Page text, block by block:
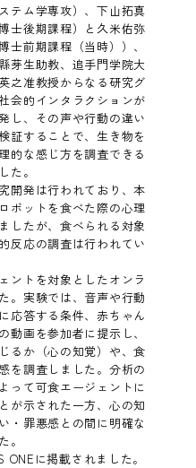
テム学専攻）、下山拓真
士後期課程）と久米佑弥
士前期課程（当時））、
芽生助教、追手門学院大
之准教授からなる研究グ
会的インタラクションが
し、その声や行動の違い
証することで、生き物を
的な感じ方を調査できる
た。
開発は行われており、本
ボットを食べた際の心理
したが、食べられる対象
反応の調査は行われてい
ントを対象としたオンラ
。実験では、音声や行動
応答する条件、赤ちゃん
動画を参加者に提示し、
るか（心の知覚）や、食
を調査しました。分析の
って可食エージェントに
が示された一方、心の知
・罪悪感との間に明確な
。
に掲載されました。